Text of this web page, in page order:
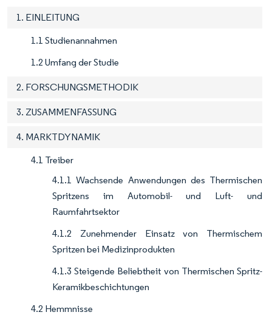
1. EINLEITUNG
1.1 Studienannahmen
1.2 Umfang der Studie
2. FORSCHUNGSMETHODIK
3. ZUSAMMENFASSUNG
4. MARKTDYNAMIK
4.1 Treiber
4.1.1 Wachsende Anwendungen des Thermischen
Spritzens im Automobil- und Luft- und
Raumfahrtsektor
4.1.2 Zunehmender Einsatz von Thermischem
Spritzen bei Medizinprodukten
4.1.3 Steigende Beliebtheit von Thermischen Spritz-
Keramikbeschichtungen
4.2 Hemmnisse